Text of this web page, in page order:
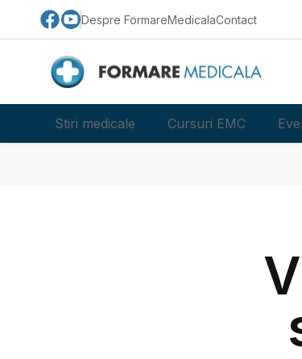
Despre FormareMedicalaContact
Stiri medicale Cursuri EMC